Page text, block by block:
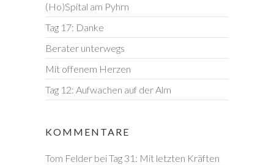
(Ho)Spital am Pyhrn
Tag 17: Danke
Berater unterwegs
Mit offenem Herzen
Tag 12: Aufwachen auf der Alm
KOMMENTARE
Tom Felder beiTag 31: Mit letzten Kräften